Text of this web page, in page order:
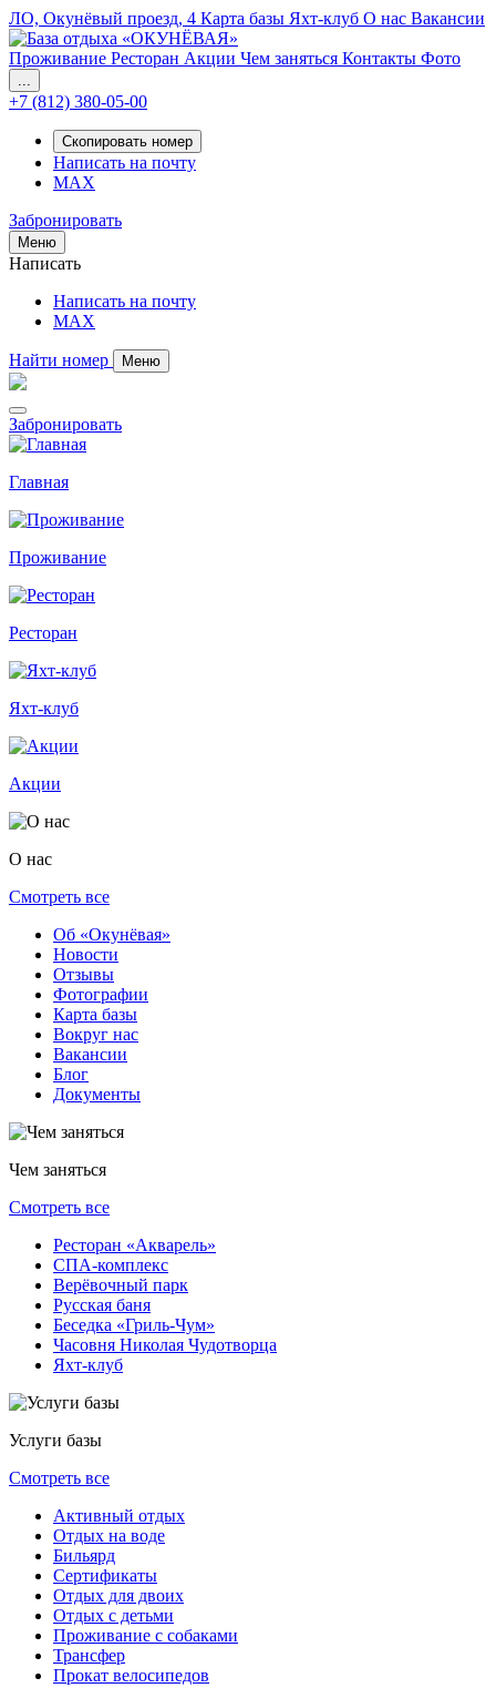
ЛО, Окунёвый проезд, 4 Карта базы Яхт-клуб О нас Вакансии
Проживание Ресторан Акции Чем заняться Контакты Фото
...
+7 (812) 380-05-00
Скопировать номер
Написать на почту
MAX
Забронировать
Меню
Написать
Написать на почту
MAX
Найти номер Меню
Забронировать
Главная
Проживание
Ресторан
Яхт-клуб
Акции
О нас
Смотреть все
Об «Окунёвая»
Новости
Отзывы
Фотографии
Карта базы
Вокруг нас
Вакансии
Блог
Документы
Чем заняться
Смотреть все
Ресторан «Акварель»
СПА-комплекс
Верёвочный парк
Русская баня
Беседка «Гриль-Чум»
Часовня Николая Чудотворца
Яхт-клуб
Услуги базы
Смотреть все
Активный отдых
Отдых на воде
Бильярд
Сертификаты
Отдых для двоих
Отдых с детьми
Проживание с собаками
Трансфер
Прокат велосипедов